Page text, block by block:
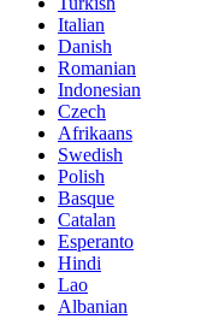
Italian
Danish
Romanian
Indonesian
Czech
Afrikaans
Swedish
Polish
Basque
Catalan
Esperanto
Hindi
Lao
Albanian